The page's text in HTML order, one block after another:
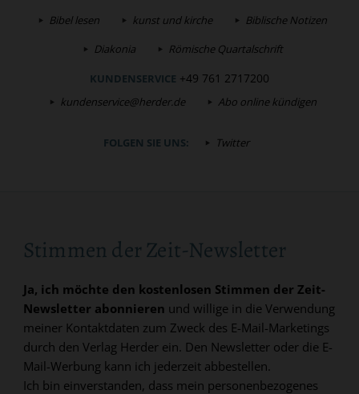
Bibel lesen
kunst und kirche
Biblische Notizen
Diakonia
Römische Quartalschrift
KUNDENSERVICE +49 761 2717200
kundenservice@herder.de Abo online kündigen
FOLGEN SIE UNS: Twitter
Stimmen der Zeit-Newsletter
Ja, ich möchte den kostenlosen Stimmen der Zeit-
Newsletter abonnieren und willige in die Verwendung
meiner Kontaktdaten zum Zweck des E-Mail-Marketings
durch den Verlag Herder ein. Den Newsletter oder die E-
Mail-Werbung kann ich jederzeit abbestellen.
Ich bin einverstanden, dass mein personenbezogenes